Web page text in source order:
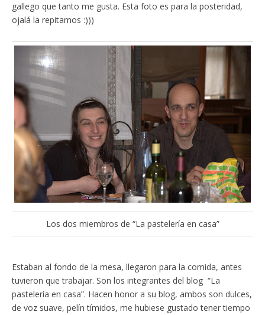
gallego que tanto me gusta. Esta foto es para la posteridad,
ojalá la repitamos :)))
Los dos miembros de “La pastelería en casa”
Estaban al fondo de la mesa, llegaron para la comida, antes
tuvieron que trabajar. Son los integrantes del blog “La
pastelería en casa”. Hacen honor a su blog, ambos son dulces,
de voz suave, pelín tímidos, me hubiese gustado tener tiempo